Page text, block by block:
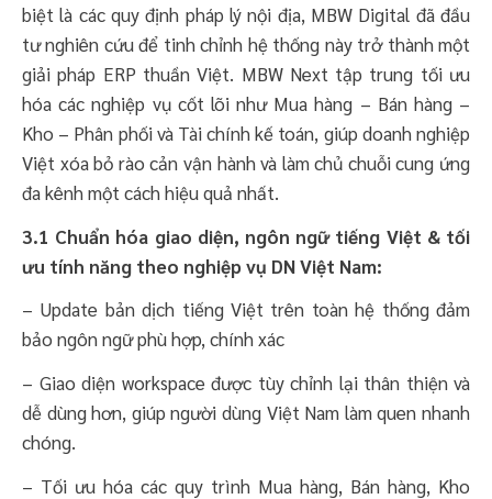
biệt là các quy định pháp lý nội địa, MBW Digital đã đầu
tư nghiên cứu để tinh chỉnh hệ thống này trở thành một
giải pháp ERP thuần Việt. MBW Next tập trung tối ưu
hóa các nghiệp vụ cốt lõi như Mua hàng – Bán hàng –
Kho – Phân phối và Tài chính kế toán, giúp doanh nghiệp
Việt xóa bỏ rào cản vận hành và làm chủ chuỗi cung ứng
đa kênh một cách hiệu quả nhất.
3.1 Chuẩn hóa giao diện, ngôn ngữ tiếng Việt & tối
ưu tính năng theo nghiệp vụ DN Việt Nam:
– Update bản dịch tiếng Việt trên toàn hệ thống đảm
bảo ngôn ngữ phù hợp, chính xác
– Giao diện workspace được tùy chỉnh lại thân thiện và
dễ dùng hơn, giúp người dùng Việt Nam làm quen nhanh
chóng.
– Tối ưu hóa các quy trình Mua hàng, Bán hàng, Kho